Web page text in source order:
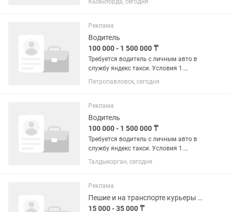
подключиться после работы и
2.средний заработок от 2500 в...
Кызылорда, сегодня
Реклама
Водитель
100 000 - 1 500 000 ₸
Требуется водитель с личным авто в
службу яндекс такси. Условия 1.
Работа в свободное время. Можете
подключиться после работы и
2.средний заработок от 2500 в...
Петропавловск, сегодня
Реклама
Водитель
100 000 - 1 500 000 ₸
Требуется водитель с личным авто в
службу яндекс такси. Условия 1.
Работа в свободное время. Можете
подключиться после работы и
2.средний заработок от 2500 в...
Талдыкорган, сегодня
Реклама
Пешие и на транспорте курьеры в сервис доставки Glovo
15 000 - 35 000 ₸